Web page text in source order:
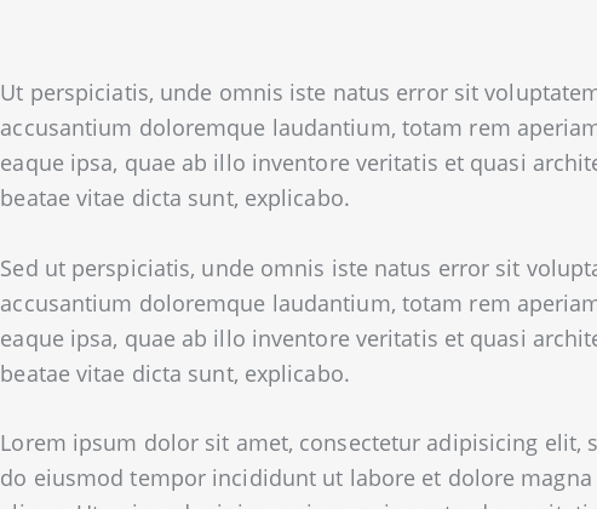
Ut perspiciatis, unde omnis iste natus error sit
accusantium doloremque laudantium, totam rem
eaque ipsa, quae ab illo inventore veritatis et quasi
beatae vitae dicta sunt, explicabo.
Sed ut perspiciatis, unde omnis iste natus error sit
accusantium doloremque laudantium, totam rem
eaque ipsa, quae ab illo inventore veritatis et quasi
beatae vitae dicta sunt, explicabo.
Lorem ipsum dolor sit amet, consectetur adipisicing elit,
do eiusmod tempor incididunt ut labore et dolore magna